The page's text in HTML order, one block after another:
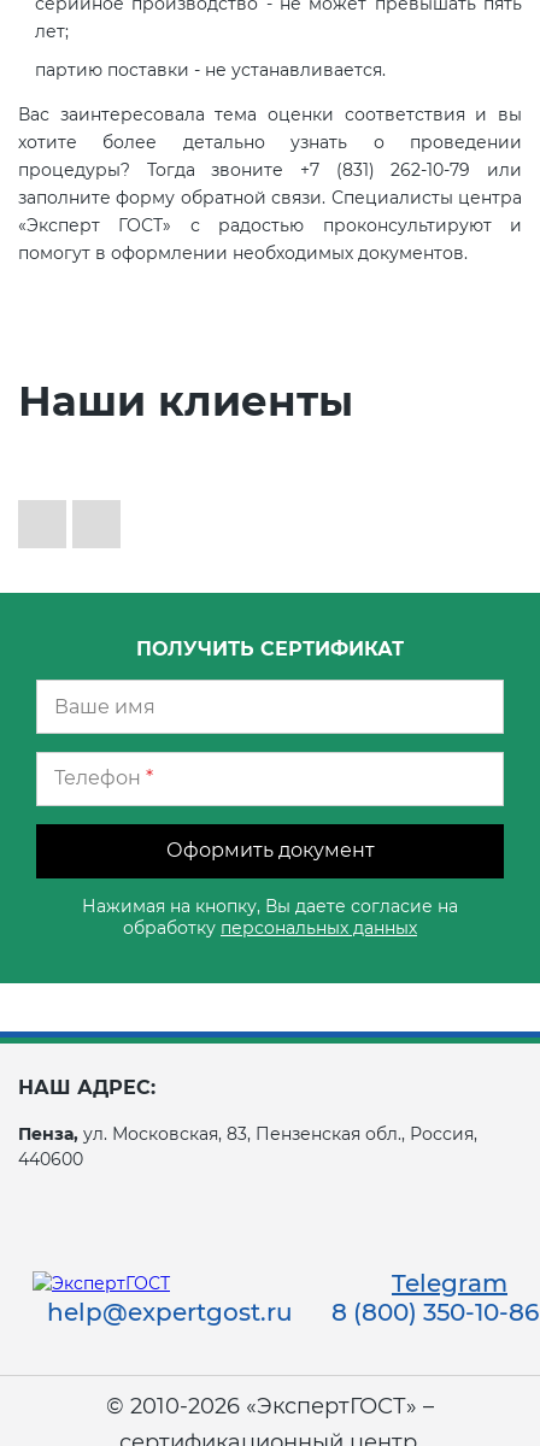
лет;
партию поставки - не устанавливается.
Вас заинтересовала тема оценки соответствия и вы
хотите более детально узнать о проведении
процедуры? Тогда звоните +7 (831) 262-10-79 или
заполните форму обратной связи. Специалисты центра
«Эксперт ГОСТ» с радостью проконсультируют и
помогут в оформлении необходимых документов.
Наши клиенты
ПОЛУЧИТЬ СЕРТИФИКАТ
Телефон *
Оформить документ
Нажимая на кнопку, Вы даете согласие на
обработку персональных данных
НАШ АДРЕС:
Пенза, ул. Московская, 83, Пензенская обл., Россия,
440600
Telegram
help@expertgost.ru
8 (800) 350-10-86
© 2010-2026 «ЭкспертГОСТ» –